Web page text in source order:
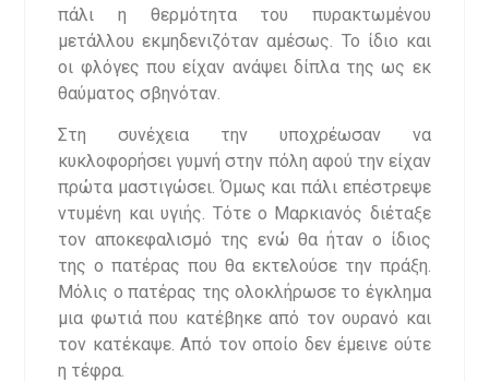
πάλι η θερμότητα του πυρακτωμένου
μετάλλου εκμηδενιζόταν αμέσως. Το ίδιο και
οι φλόγες που είχαν ανάψει δίπλα της ως εκ
θαύματος σβηνόταν.
Στη συνέχεια την υποχρέωσαν να
κυκλοφορήσει γυμνή στην πόλη αφού την είχαν
πρώτα μαστιγώσει. Όμως και πάλι επέστρεψε
ντυμένη και υγιής. Τότε ο Μαρκιανός διέταξε
τον αποκεφαλισμό της ενώ θα ήταν ο ίδιος
της ο πατέρας που θα εκτελούσε την πράξη.
Μόλις ο πατέρας της ολοκλήρωσε το έγκλημα
μια φωτιά που κατέβηκε από τον ουρανό και
τον κατέκαψε. Από τον οποίο δεν έμεινε ούτε
η τέφρα.